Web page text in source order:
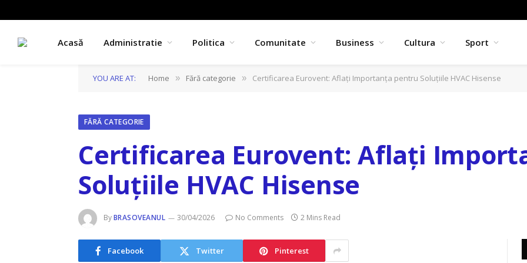
Acasă Administratie Politica Comunitate Business Cultura Sport
YOU ARE AT: Home » Fără categorie » Certificarea Eurovent: Aflați Importanța pentru Soluțiile HVAC Hisense
FĂRĂ CATEGORIE
Certificarea Eurovent: Aflați
Soluțiile HVAC Hisense
ByBRASOVEANUL 30/04/2026 No Comments 2 Mins Read
Facebook Twitter Pinterest